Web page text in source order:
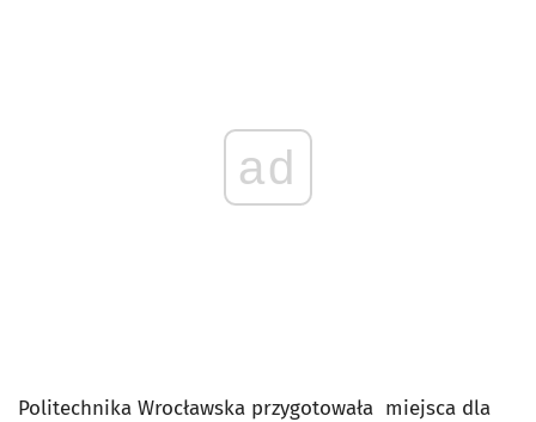
ad
Politechnika Wrocławska przygotowała miejsca dla